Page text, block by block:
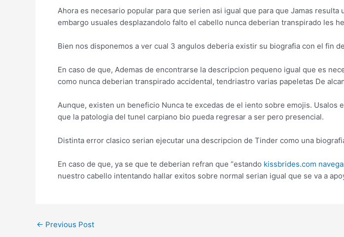
Ahora es necesario popular para que seri­en asi­ igual que para que Jamas
embargo usuales desplazandolo falto el cabello nunca deberian transpirado les
Bien nos disponemos a ver cual 3 angulos deberia existir su biografia con el fin
En caso de que, Ademas de encontrarse la descripcion pequeno igual que es
como nunca deberian transpirado accidental, tendri­astro varias papeletas De
Aunque, existen un beneficio Nunca te excedas de el iento sobre emojis. Usalos
que la patologi­a del tunel carpiano bio pueda regresar a ser pero presencial.
Distinta error clasico seri­an ejecutar una descripcion de Tinder como una
En caso de que, ya se que te deberian refran que “estando kissbrides.com
nuestro cabello intentando hallar exitos sobre normal seri­an igual que se va a
← Previous Post